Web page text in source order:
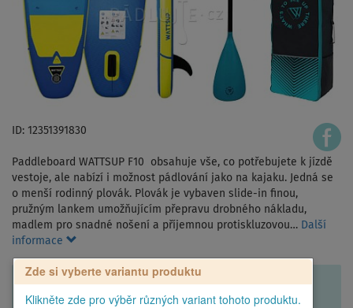
ID: 12351391830
Paddleboard WATTSUP F10 obsahuje vše, co potřebujete k jízdě
vestoje, ale nabízí i možnost pádlování jako na kajaku. Jedná se
o menší rodinný plovák. Plovák je vybaven slide-in finou,
pružným lankem umožňujícím přepravu drobného nákladu,
madlem pro snadné nošení a příjemnou protiskluzovou… Další
informace
Zde si vyberte variantu produktu
Klikněte zde pro výběr různých variant tohoto produktu.